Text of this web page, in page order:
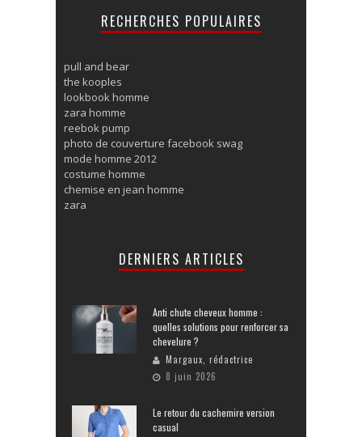
RECHERCHES POPULAIRES
pull and bear
the kooples
lookbook homme
zara homme
reebok pump
photo de couverture facebook swag
mode homme 2012
costume homme
chemise en jean homme
zara
DERNIERS ARTICLES
Anti chute cheveux homme :
quelles solutions pour renforcer sa
chevelure ?
Margaux, rédactrice
8 juin 2026
Le retour du cachemire version
casual